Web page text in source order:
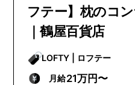
フテー】枕のコ
｜鶴屋百貨店
LOFTY | ロフテー
月給21万円〜